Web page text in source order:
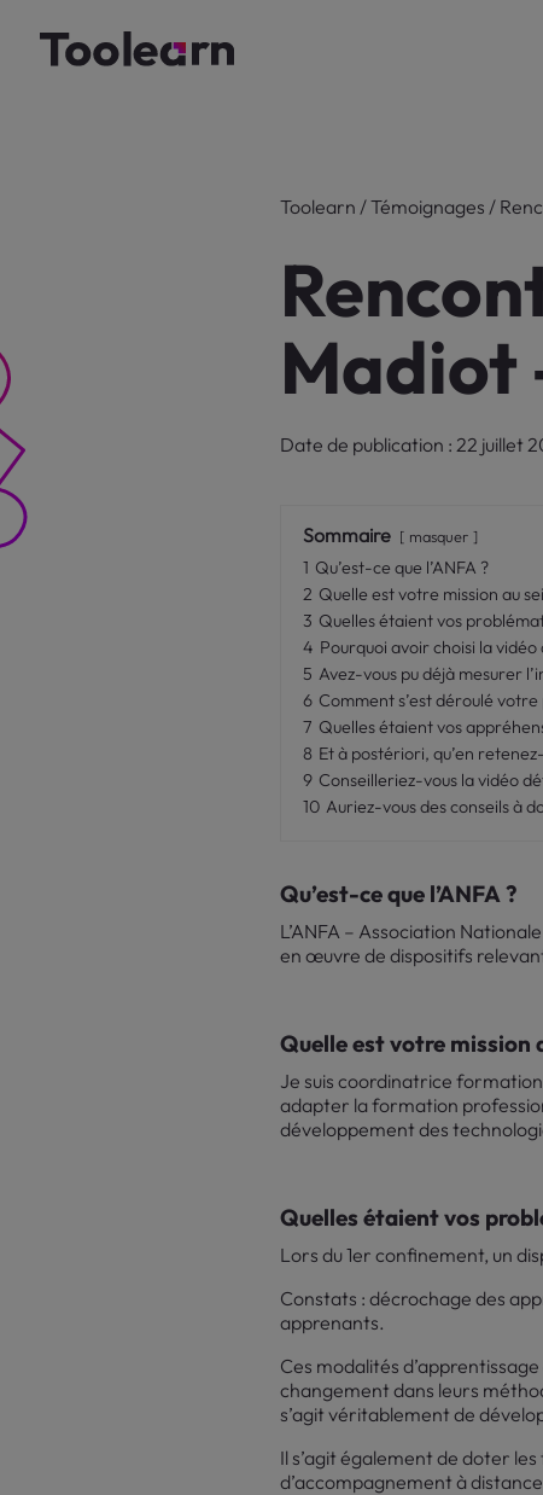
Toolearn /Témoignages /
Madiot
Date de publication : 22 juillet
Sommaire masquer
1 Qu’est-ce que l’ANFA ?
2 Quelle est votre mission au
3 Quelles étaient vos
4 Pourquoi avoir choisi la
5 Avez-vous pu déjà mesurer
6 Comment s’est déroulé
7 Quelles étaient vos
8 Et à postériori, qu’en
9 Conseilleriez-vous la vidéo
10 Auriez-vous des conseils à
Qu’est-ce que l’ANFA ?
L’ANFA – Association
en œuvre de dispositifs
Quelle est votre mission
Je suis coordinatrice formation
adapter la formation
développement des
Quelles étaient vos
Lors du 1er confinement, un
Constats : décrochage des
apprenants.
Ces modalités
changement dans leurs
s’agit véritablement de
Il s’agit également de doter
d’accompagnement à